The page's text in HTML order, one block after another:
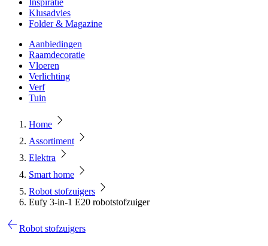
Inspiratie
Klusadvies
Folder & Magazine
Aanbiedingen
Raamdecoratie
Vloeren
Verlichting
Verf
Tuin
Home
Assortiment
Elektra
Smart home
Robot stofzuigers
Eufy 3-in-1 E20 robotstofzuiger
Robot stofzuigers